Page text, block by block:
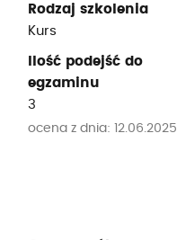
Rodzaj szkolenia
Kurs
Ilość podejść do
egzaminu
3
ocena z dnia: 12.06.2025